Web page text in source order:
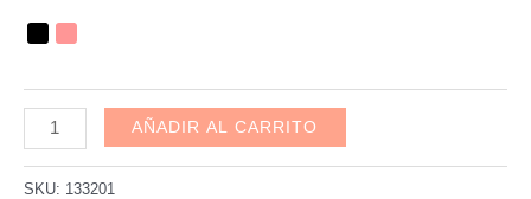
era:
$
es:
$
Iman
5
en
AÑADIR AL CARRITO
SKU: 133201